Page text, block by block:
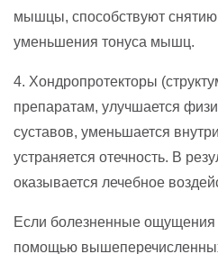
мышцы, способствуют
уменьшения тонуса мышц.
4. Хондропротекторы
препаратам, улучшается
суставов, уменьшается
устраняется отечность. В
оказывается лечебное
Если болезненные ощущения
помощью